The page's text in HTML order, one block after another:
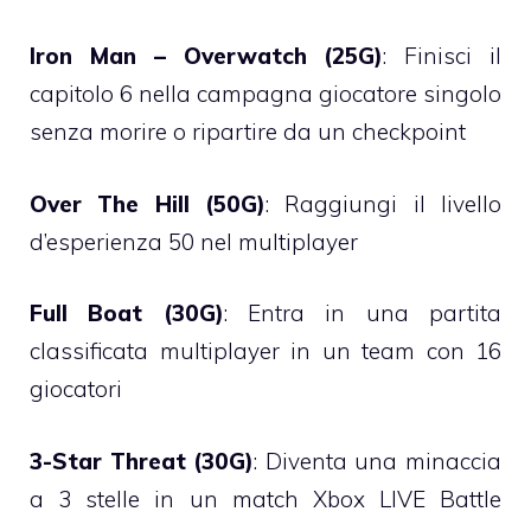
Iron Man – Overwatch (25G): Finisci il
capitolo 6 nella campagna giocatore singolo
senza morire o ripartire da un checkpoint
Over The Hill (50G): Raggiungi il livello
d’esperienza 50 nel multiplayer
Full Boat (30G): Entra in una partita
classificata multiplayer in un team con 16
giocatori
3-Star Threat (30G): Diventa una minaccia
a 3 stelle in un match Xbox LIVE Battle